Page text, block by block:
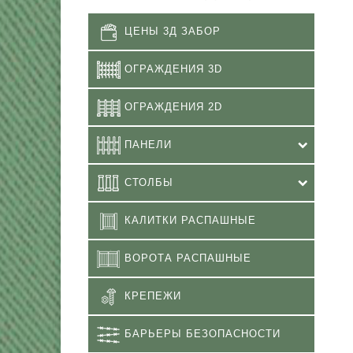
ЦЕНЫ 3Д ЗАБОР
ОГРАЖДЕНИЯ 3D
ОГРАЖДЕНИЯ 2D
ПАНЕЛИ
СТОЛБЫ
КАЛИТКИ РАСПАШНЫЕ
ВОРОТА РАСПАШНЫЕ
КРЕПЕЖИ
БАРЬЕРЫ БЕЗОПАСНОСТИ